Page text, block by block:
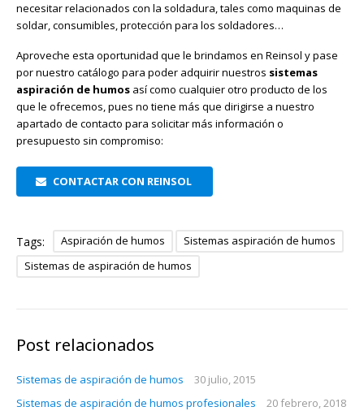
necesitar relacionados con la soldadura, tales como maquinas de
soldar, consumibles, protección para los soldadores…
Aproveche esta oportunidad que le brindamos en Reinsol y pase
por nuestro catálogo para poder adquirir nuestros sistemas
aspiración de humos así como cualquier otro producto de los
que le ofrecemos, pues no tiene más que dirigirse a nuestro
apartado de contacto para solicitar más información o
presupuesto sin compromiso:
CONTACTAR CON REINSOL
Tags: Aspiración de humos
Sistemas aspiración de humos
Sistemas de aspiración de humos
Post relacionados
Sistemas de aspiración de humos
30 julio, 2015
Sistemas de aspiración de humos profesionales
20 febrero, 2018